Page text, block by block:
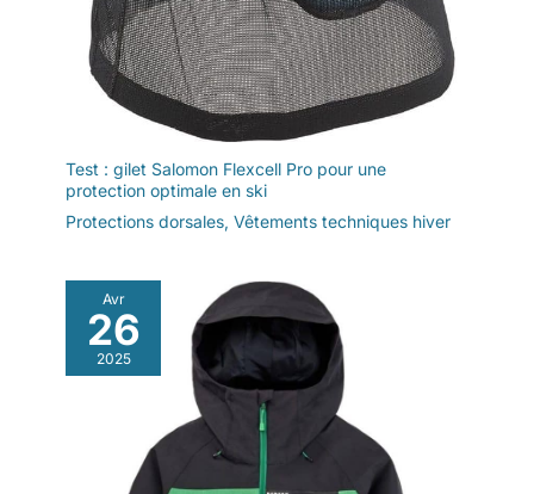
Test : gilet Salomon Flexcell Pro pour une
protection optimale en ski
Protections dorsales, Vêtements techniques hiver
Avr
26
2025